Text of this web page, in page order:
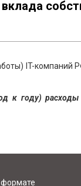
IT-компаний
к году)